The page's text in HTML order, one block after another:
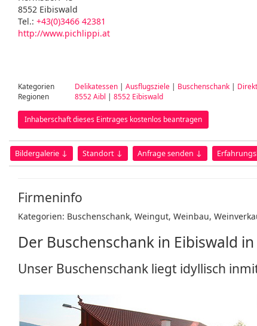
8552 Eibiswald
Tel.: +43(0)3466 42381
http://www.pichlippi.at
Kategorien Delikatessen | Ausflugsziele | Buschenschank |
Regionen
8552 Aibl | 8552 Eibiswald
Inhaberschaft dieses Eintrages kostenlos beantragen
Bildergalerie ↓ Standort ↓ Anfrage senden ↓
Firmeninfo
Kategorien: Buschenschank, Weingut, Weinbau,
Der Buschenschank in Eibiswald
Unser Buschenschank liegt idyllisch